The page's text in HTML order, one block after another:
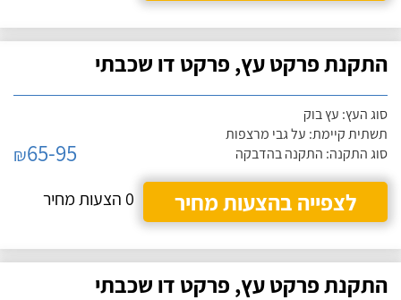
התקנת פרקט עץ, פרקט דו שכבתי
סוג העץ: עץ בוק
תשתית קיימת: על גבי מרצפות
סוג התקנה: התקנה בהדבקה
₪65-95
לצפייה בהצעות מחיר
0 הצעות מחיר
התקנת פרקט עץ, פרקט דו שכבתי